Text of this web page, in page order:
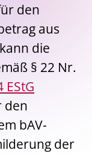
den
aus
die
§ 22 Nr.
EStG
den
bAV-
der